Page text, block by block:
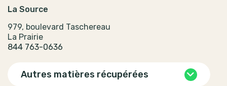
La Source
979, boulevard Taschereau
La Prairie
844 763-0636
Autres matières récupérées